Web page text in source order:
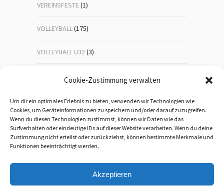
Cookie-Zustimmung verwalten
Um dir ein optimales Erlebnis zu bieten, verwenden wir Technologien wie
Cookies, um Geräteinformationen zu speichern und/oder darauf zuzugreifen.
Wenn du diesen Technologien zustimmst, können wir Daten wie das
Surfverhalten oder eindeutige IDs auf dieser Website verarbeiten. Wenn du deine
Zustimmung nicht erteilst oder zurückziehst, können bestimmte Merkmale und
Funktionen beeinträchtigt werden.
Akzeptieren
VEREINSFESTE(1)
VOLLEYBALL(175)
VOLLEYBALL Ü32(3)
VOLLEYBALL-JUGEND (23)
WANDERN(192)
WEIHNACHTSFEIER(1)
WEITERBILDUNG(5)